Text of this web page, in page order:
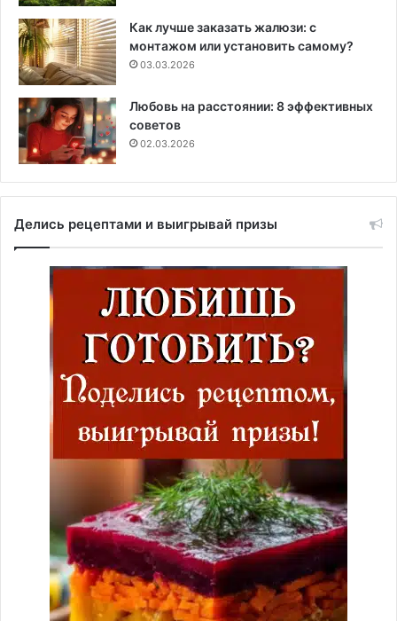
Как лучше заказать жалюзи: с
монтажом или установить самому?
03.03.2026
Любовь на расстоянии: 8 эффективных
советов
02.03.2026
Делись рецептами и выигрывай призы